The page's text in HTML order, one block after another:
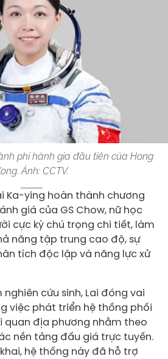
phi hành gia đầu tiên của Hong
Ảnh: CCTV.
Ka-ying hoàn thành chương
giá của GS Chow, nữ học
cực kỳ chú trọng chi tiết, làm
năng tập trung cao độ, sự
tích độc lập và năng lực xử
cứu sinh, Lai đóng vai
việc phát triển hệ thống phối
quan địa phương nhằm theo
nền tảng đấu giá trực tuyến.
hệ thống này đã hỗ trợ